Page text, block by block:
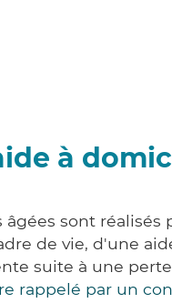
à
sont réalisés
de vie, d'une
suite à une
rappelé par un